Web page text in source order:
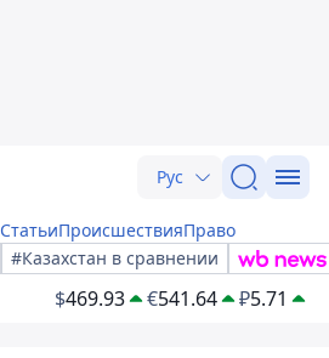
Рус
СтатьиПроисшествияПраво
#Казахстан в сравнении
$469.93 €541.64 ₽5.71